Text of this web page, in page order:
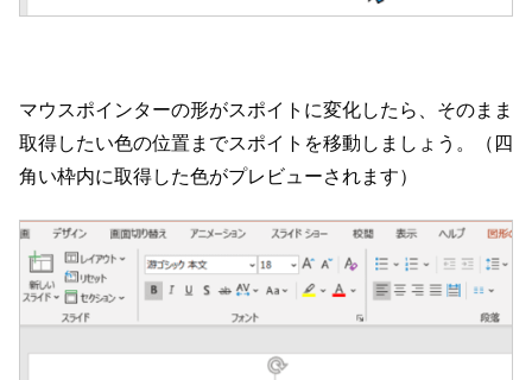
マウスポインターの形がスポイトに変化したら、そのまま
取得したい色の位置までスポイトを移動しましょう。（四
角い枠内に取得した色がプレビューされます）